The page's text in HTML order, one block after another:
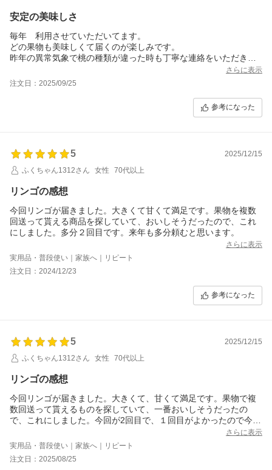
安定の美味しさ
毎年 利用させていただいてます。
どの果物も美味しくて届くのが楽しみです。
昨年の異常気象で桃の種類が違った時も丁寧な連絡をいただき、
届いた桃も私の好きな硬さand味で大満足でした。来年も利用させ
ていただきます。
さらに表示
注文日：2025/09/25
参考になった
5
2025/12/15
ふくちゃん1312さん
女性 70代以上
リンゴの感想
今回リンゴが届きました。大きくて甘くて満足です。果物を複数
回送って貰える商品を探していて、おいしそうだったので、これ
にしました。多分２回目です。来年も多分頼むと思います。
さらに表示
実用品・普段使い｜家族へ｜リピート
注文日：2024/12/23
参考になった
5
2025/12/15
ふくちゃん1312さん
女性 70代以上
リンゴの感想
今回リンゴが届きました。大きくて、甘くて満足です。果物で複
数回送って貰えるものを探していて、一番おいしそうだったの
で、これにしました。今回が2回目で、１回目がよかったので今回
さらに表示
実用品・普段使い｜家族へ｜リピート
注文日：2025/08/25